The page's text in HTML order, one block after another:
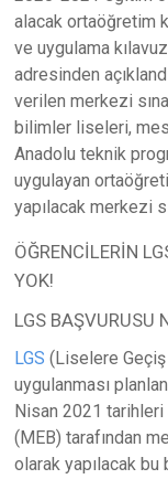
alacak ortaöğretim
ve uygulama
adresinden
verilen merkezi
bilimler liseleri,
Anadolu teknik
uygulayan
yapılacak merkezi
ÖĞRENCİLERİN
YOK!
LGS BAŞVURUSU
LGS (Liselere
uygulanması
Nisan 2021 tarihleri
(MEB) tarafından
olarak yapılacak